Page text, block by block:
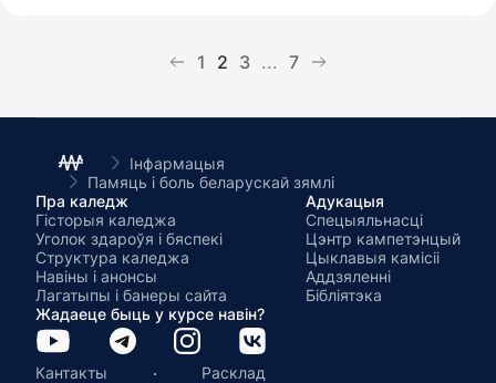
1 2 3 ... 7
Інфармацыя
Памяць і боль беларускай зямлі
Пра каледж
Гісторыя каледжа
Уголок здароўя і бяспекі
Структура каледжа
Навіны і анонсы
Лагатыпы і банеры сайта
Адукацыя
Спецыяльнасці
Цэнтр кампетэнцый
Цыклавыя камісіі
Аддзяленні
Бібліятэка
Жадаеце быць у курсе навін?
Кантакты · Расклад